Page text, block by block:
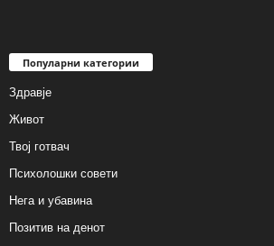
Популарни категории
Здравје
Живот
Твој готвач
Психолошки совети
Нега и убавина
Позитив на денот